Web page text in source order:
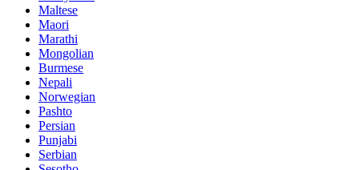
Maltese
Maori
Marathi
Mongolian
Burmese
Nepali
Norwegian
Pashto
Persian
Punjabi
Serbian